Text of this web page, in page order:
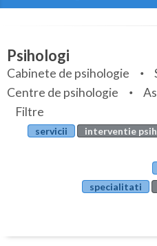
Arges
Bihor
Bistrita-Nasaud
Botosani
Specialitati
Servicii
Articole
Evenimente
Psihologi
Cabinete de psihologie
Centre de psihologie
Filtre
servicii
interventie
specialitati